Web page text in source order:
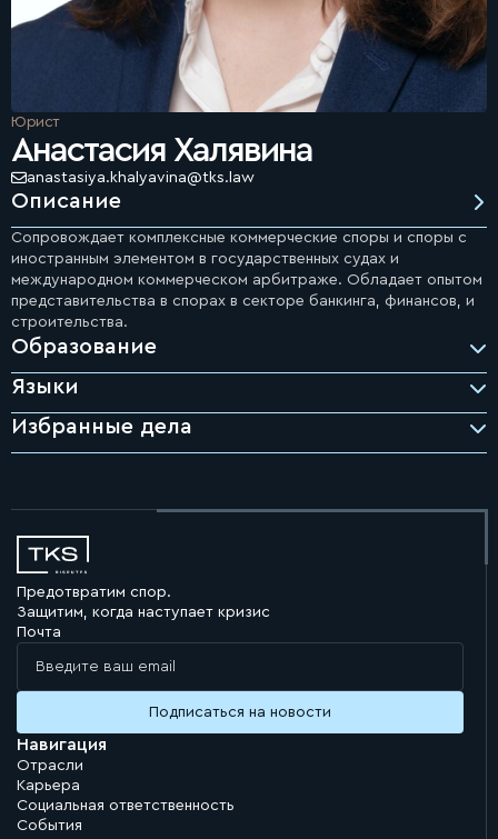
Юрист
Анастасия Халявина
anastasiya.khalyavina@tks.law
Описание
Сопровождает комплексные коммерческие споры и споры с
иностранным элементом в государственных судах и
международном коммерческом арбитраже. Обладает опытом
представительства в спорах в секторе банкинга, финансов, и
строительства.
Образование
Языки
Избранные дела
договоров аренды и залога недвижимости.
Представление интересов компаний группы
международного банка (Нидерланды) в споре об изменении
условий синдицированного кредитования в связи с
существенным изменением обстоятельств.
Представление интересов фармацевтической компании в
административном споре, связанном с размещением
информации о лекарственных средствах в сети Интернет.
государственного органа незаконным.
Представление интересов золотодобывающей компании в
споре с Министерством промышленности и строительства
Республики Казахстан, связанном с незаконным отказом в
продлении лицензий на добычу.
Представление интересов нескольких горнорудных
компаний в серии взаимосвязанных споров с
Предотвратим спор.
Защитим, когда наступает кризис
Почта
Навигация
Отрасли
Карьера
Социальная ответственность
События